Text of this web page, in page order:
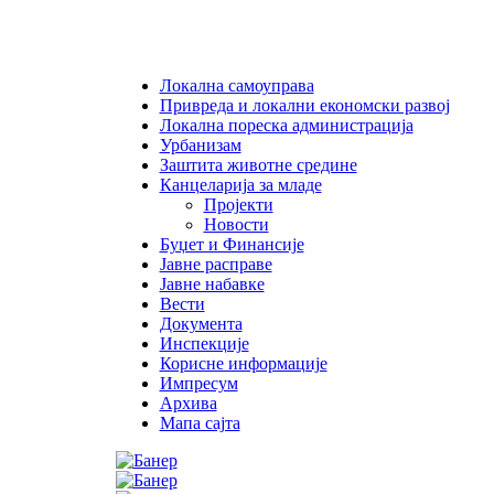
Локална самоуправа
Привреда и локални економски развој
Локална пореска администрација
Урбанизам
Заштита животне средине
Канцеларија за младе
Пројекти
Новости
Буџет и Финансије
Јавне расправе
Јавне набавке
Вести
Документа
Инспекције
Корисне информације
Импресум
Архива
Мапа сајта